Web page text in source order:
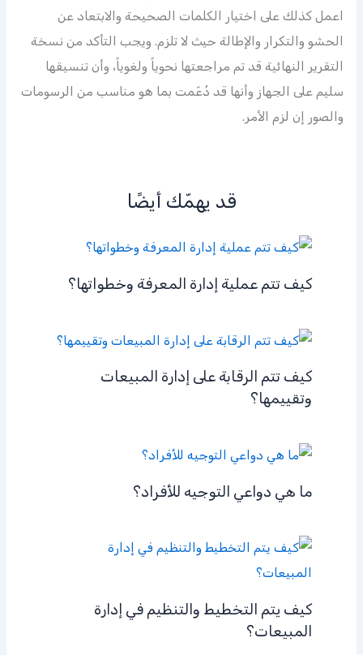
اعمل كذلك على اختيار الكلمات الصحيحة والابتعاد عن
الحشو والتكرار والإطالة حيث لا تلزم. ويجب التأكد من نسخة
التقرير النهائية قد تم مراجعتها نحوياً ولغوياً، وأن تنسيقها
سليم على الجهاز وأنها قد دُعّمت بما هو مناسب من الرسومات
والصور إن لزم الأمر.
قد يهمّك أيضًا
كيف تتم عملية إدارة المعرفة وخطواتها؟
كيف تتم الرقابة على إدارة المبيعات
وتقييمها؟
ما هي دواعي التوجيه للأفراد؟
كيف يتم التخطيط والتنظيم في إدارة
المبيعات؟